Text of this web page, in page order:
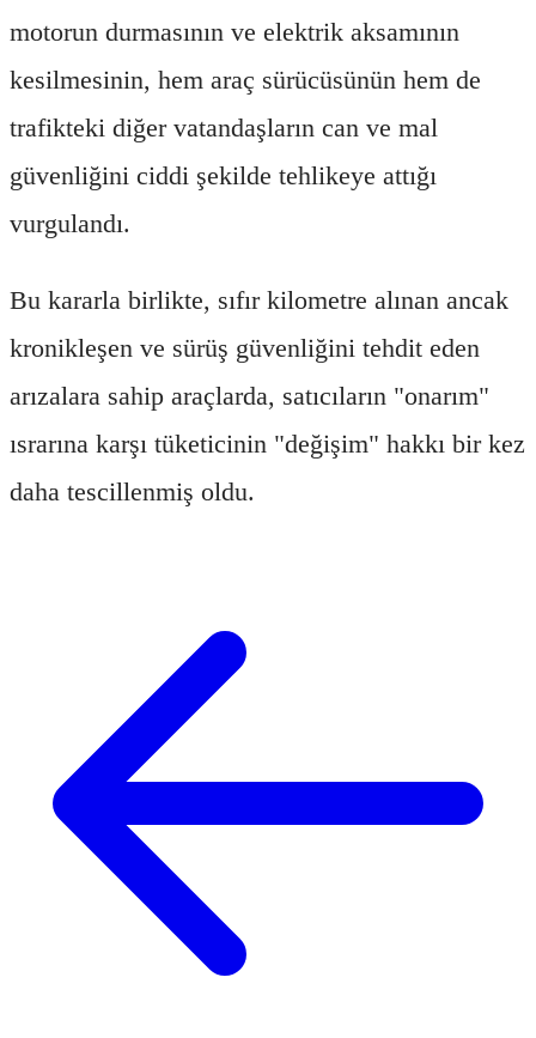
motorun durmasının ve elektrik aksamının
kesilmesinin, hem araç sürücüsünün hem de
trafikteki diğer vatandaşların can ve mal
güvenliğini ciddi şekilde tehlikeye attığı
vurgulandı.
Bu kararla birlikte, sıfır kilometre alınan ancak
kronikleşen ve sürüş güvenliğini tehdit eden
arızalara sahip araçlarda, satıcıların "onarım"
ısrarına karşı tüketicinin "değişim" hakkı bir kez
daha tescillenmiş oldu.